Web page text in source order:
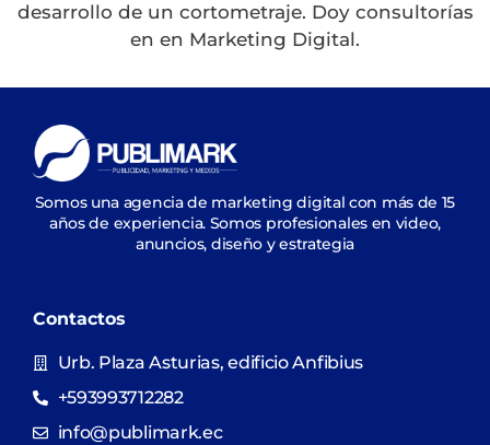
desarrollo de un cortometraje. Doy consultorías
en en Marketing Digital.
Somos una agencia de marketing digital con más de 15
años de experiencia. Somos profesionales en video,
anuncios, diseño y estrategia
Contactos
Urb. Plaza Asturias, edificio Anfibius
+593993712282
info@publimark.ec